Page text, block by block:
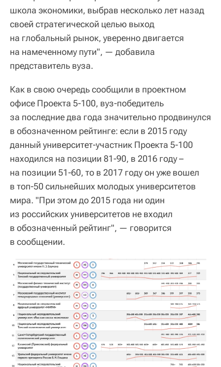
школа экономики, выбрав несколько лет назад
своей стратегической целью выход
на глобальный рынок, уверенно двигается
на намеченному пути", — добавила
представитель вуза.
Как в свою очередь сообщили в проектном
офисе Проекта 5-100, вуз-победитель
за последние два года значительно продвинулся
в обозначенном рейтинге: если в 2015 году
данный университет-участник Проекта 5-100
находился на позиции 81-90, в 2016 году –
на позиции 51-60, то в 2017 году он уже вошел
в топ-50 сильнейших молодых университетов
мира. "При этом до 2015 года ни один
из российских университетов не входил
в обозначенный рейтинг", — говорится
в сообщении.